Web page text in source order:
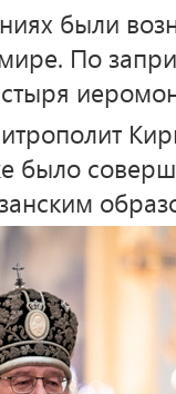
были
По
было